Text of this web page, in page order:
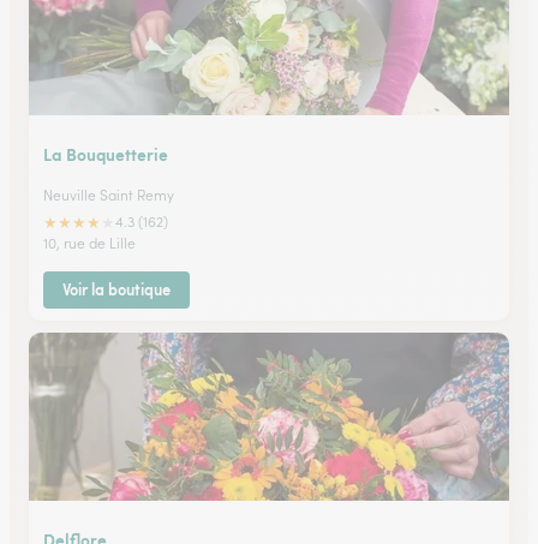
La Bouquetterie
Neuville Saint Remy
★★★★
4.3 (162)
10, rue de Lille
Voir la boutique
Delflore